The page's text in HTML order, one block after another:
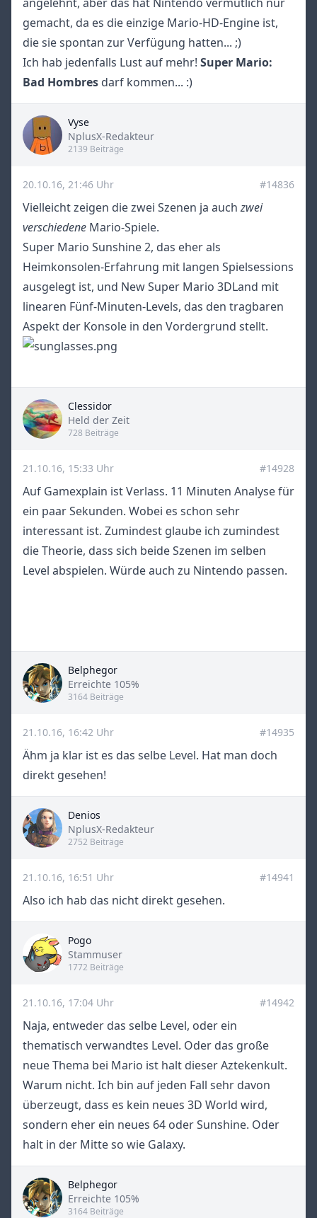
gemacht, da es die einzige Mario-HD-Engine ist,
die sie spontan zur Verfügung hatten... ;)
Ich hab jedenfalls Lust auf mehr! Super Mario:
Bad Hombres darf kommen... :)
Vyse
Title
NplusX-Redakteur
2139 Beiträge
20.10.16, 21:46 Uhr #14836
Vielleicht zeigen die zwei Szenen ja auchzwei
verschiedene Mario-Spiele.
Super Mario Sunshine 2, das eher als
Heimkonsolen-Erfahrung mit langen Spielsessions
ausgelegt ist, und New Super Mario 3DLand mit
linearen Fünf-Minuten-Levels, das den tragbaren
Aspekt der Konsole in den Vordergrund stellt.
Clessidor
Title
Held der Zeit
728 Beiträge
21.10.16, 15:33 Uhr #14928
Auf Gamexplain ist Verlass. 11 Minuten Analyse für
ein paar Sekunden. Wobei es schon sehr
interessant ist. Zumindest glaube ich zumindest
die Theorie, dass sich beide Szenen im selben
Level abspielen. Würde auch zu Nintendo passen.
Belphegor
Title
Erreichte 105%
3164 Beiträge
21.10.16, 16:42 Uhr #14935
Ähm ja klar ist es das selbe Level. Hat man doch
direkt gesehen!
Denios
Title
NplusX-Redakteur
2752 Beiträge
21.10.16, 16:51 Uhr #14941
Also ich hab das nicht direkt gesehen.
Pogo
Title
Stammuser
1772 Beiträge
21.10.16, 17:04 Uhr #14942
Naja, entweder das selbe Level, oder ein
thematisch verwandtes Level. Oder das große
neue Thema bei Mario ist halt dieser Aztekenkult.
Warum nicht. Ich bin auf jeden Fall sehr davon
überzeugt, dass es kein neues 3D World wird,
sondern eher ein neues 64 oder Sunshine. Oder
halt in der Mitte so wie Galaxy.
Belphegor
Title
Erreichte 105%
3164 Beiträge